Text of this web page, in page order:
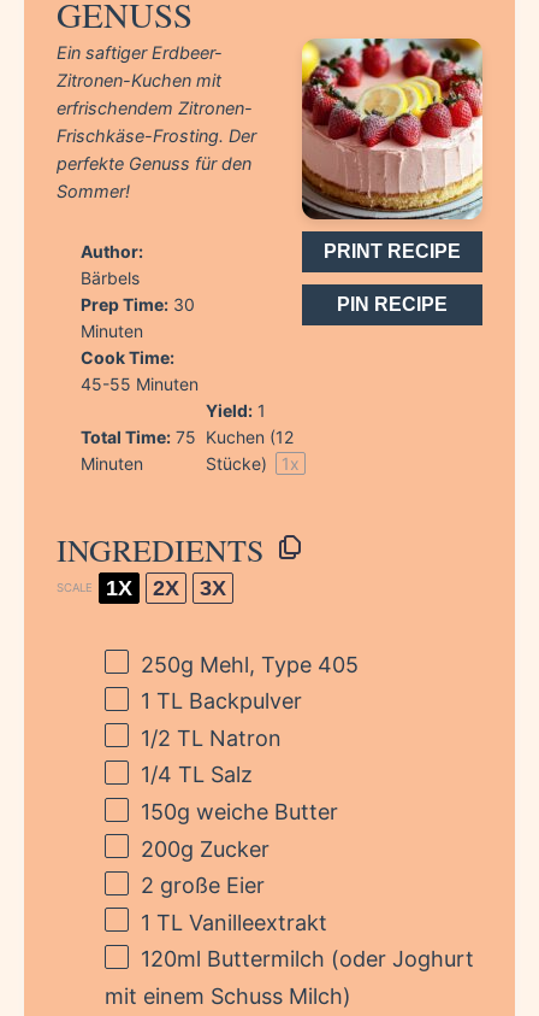
GENUSS
PRINT RECIPE
PIN RECIPE
Ein saftiger Erdbeer-
Zitronen-Kuchen mit
erfrischendem Zitronen-
Frischkäse-Frosting. Der
perfekte Genuss für den
Sommer!
Author:
Bärbels
Prep Time: 30
Minuten
Cook Time:
45-55 Minuten
Total Time: 75
Minuten
Yield: 1
Kuchen (12
Stücke)
1x
INGREDIENTS
SCALE 1X 2X 3X
250g Mehl, Type 405
1 TL Backpulver
1/2 TL Natron
1/4 TL Salz
150g weiche Butter
200g Zucker
2 große Eier
1 TL Vanilleextrakt
120ml Buttermilch (oder Joghurt
mit einem Schuss Milch)